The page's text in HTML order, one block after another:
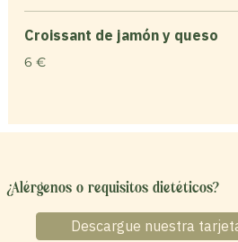
Croissant de jamón y queso
6 €
¿Alérgenos o requisitos dietéticos?
Descargue nuestra